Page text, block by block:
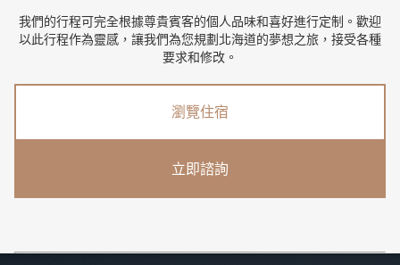
我們的行程可完全根據尊貴賓客的個人品味和喜好進行定制。歡迎
以此行程作為靈感，讓我們為您規劃北海道的夢想之旅，接受各種
要求和修改。
瀏覽住宿
立即諮詢